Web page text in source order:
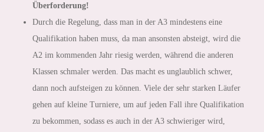
Überforderung!
Durch die Regelung, dass man in der A3 mindestens eine
Qualifikation haben muss, da man ansonsten absteigt, wird die
A2 im kommenden Jahr riesig werden, während die anderen
Klassen schmaler werden. Das macht es unglaublich schwer,
dann noch aufsteigen zu können. Viele der sehr starken Läufer
gehen auf kleine Turniere, um auf jeden Fall ihre Qualifikation
zu bekommen, sodass es auch in der A3 schwieriger wird,